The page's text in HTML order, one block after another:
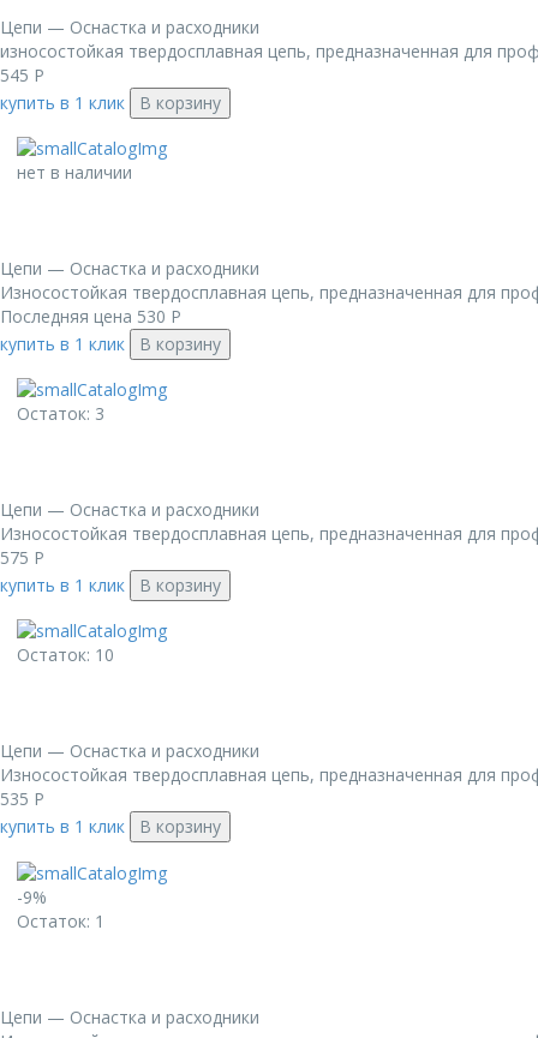
Цепи — Оснастка и расходники
износостойкая твердосплавная цепь, предназначенная для
545 Р
купить в 1 клик
В корзину
нет в наличии
Цепи — Оснастка и расходники
Износостойкая твердосплавная цепь, предназначенная для
Последняя цена 530 Р
купить в 1 клик
В корзину
Остаток: 3
Цепи — Оснастка и расходники
Износостойкая твердосплавная цепь, предназначенная для
575 Р
купить в 1 клик
В корзину
Остаток: 10
Цепи — Оснастка и расходники
Износостойкая твердосплавная цепь, предназначенная для
535 Р
купить в 1 клик
В корзину
-9%
Остаток: 1
Цепи — Оснастка и расходники